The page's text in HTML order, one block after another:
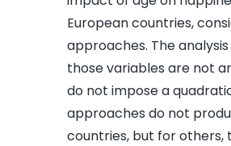
European countries,
approaches. The
those variables are not
do not impose a
approaches do not
countries, but for